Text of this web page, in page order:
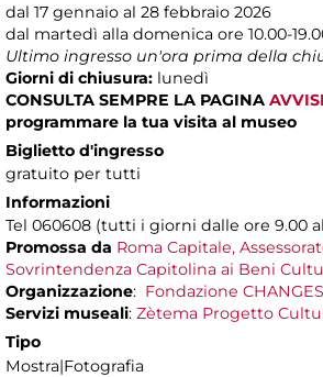
dal 17 gennaio al 28 febbraio 2026
dal martedì alla domenica ore 10.00-
Ultimo ingresso un'ora prima della
Giorni di chiusura: lunedì
CONSULTA SEMPRE LA PAGINA AVVISI
programmare la tua visita al museo
Biglietto d'ingresso
gratuito per tutti
Informazioni
Tel 060608 (tutti i giorni dalle ore 9.00
Promossa da Roma Capitale,
Sovrintendenza Capitolina ai Beni
Organizzazione: Fondazione CHANGES
Servizi museali: Zètema Progetto
Tipo
Mostra|Fotografia